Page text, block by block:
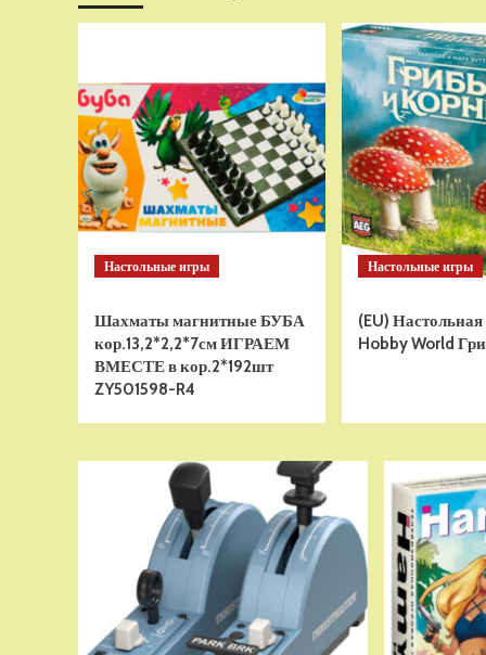
Настольные игры
Шахматы магнитные БУБА
кор.13,2*2,2*7см ИГРАЕМ
ВМЕСТЕ в кор.2*192шт
ZY501598-R4
Настольные игры
(EU) Настольная
Hobby World